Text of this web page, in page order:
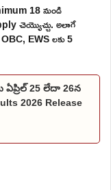
18 నుండి
చెయ్యొచ్చు. అలాగే
EWS లకు 5
ఏప్రిల్ 25 లేదా 26న
2026 Release